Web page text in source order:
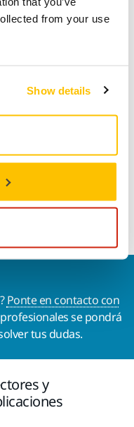
from your use
Show details
equipo de
Ponte en contacto con
se pondrá
tus dudas.
y